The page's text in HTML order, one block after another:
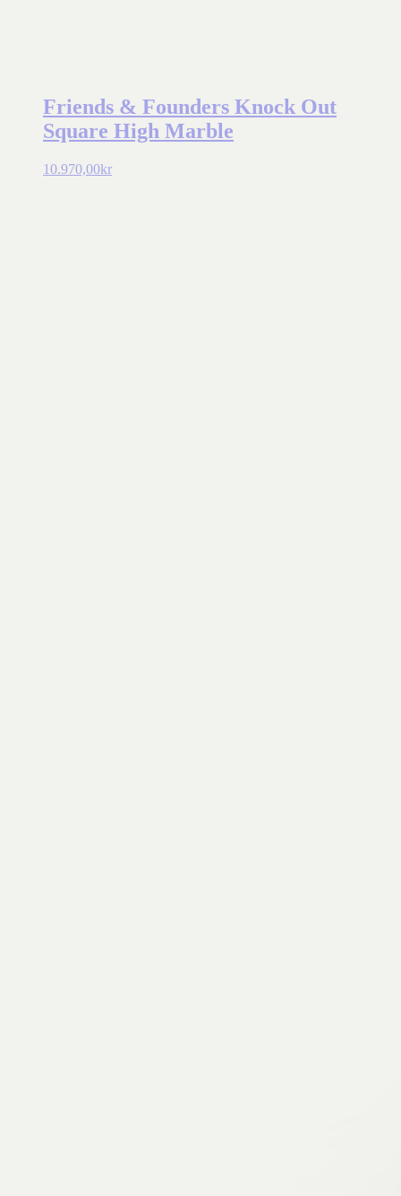
Friends & Founders Knock Out
Square High Marble
10.970,00kr